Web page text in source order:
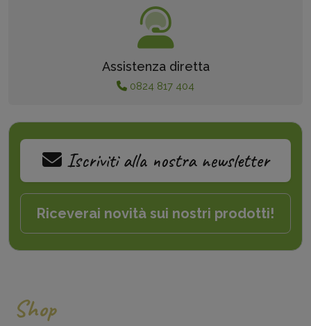
Assistenza diretta
0824 817 404
Iscriviti alla nostra newsletter
Riceverai novità sui nostri prodotti!
Shop